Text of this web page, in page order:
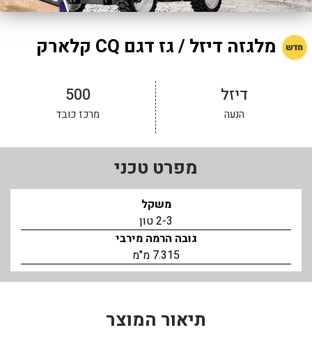
תל אביב
ירושלים
חיפה
באר שבע
מלגזה דיזל / גז דגם CQ קלארק
דיזל
הנעה
500
מרכז כובד
מפרט טכני
משקל
2-3 טון
גובה הרמה מירבי
7.315 מ"מ
תיאור המוצר